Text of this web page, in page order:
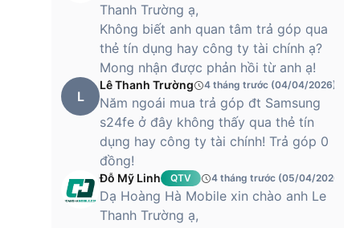
Thanh Trường ạ,
Không biết anh quan tâm trả góp qua
thẻ tín dụng hay công ty tài chính ạ?
Mong nhận được phản hồi từ anh ạ!
L
Lê Thanh Trường 4 tháng trước (04/04/2026)
Năm ngoái mua trả góp đt Samsung
s24fe ở đây không thấy qua thẻ tín
dụng hay công ty tài chính! Trả góp 0
đồng!
Đỗ Mỹ Linh QTV 4 tháng trước (05/04/2026)
Dạ Hoàng Hà Mobile xin chào anh Le
Thanh Trường ạ,